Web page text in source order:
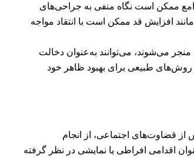
ممکن است نگاه منفی به جراحی‌های
افزایش قد ممکن است با انتقاد مواجه
منجر می‌شوند، می‌توانند به‌عنوان دخالت
روش‌های طبیعی برای بهبود ظاهر خود
از قضاوت‌های اجتماعی، از انجام
اقدامی افراطی یا نمایشی در نظر گرفته